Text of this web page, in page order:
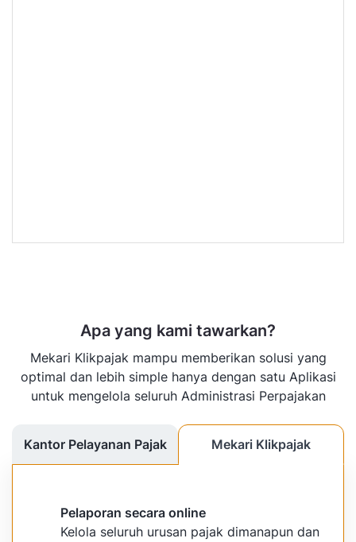
Apa yang kami tawarkan?
Mekari Klikpajak mampu memberikan solusi yang
optimal dan lebih simple hanya dengan satu Aplikasi
untuk mengelola seluruh Administrasi Perpajakan
Kantor Pelayanan Pajak Mekari Klikpajak
Pelaporan secara online
Kelola seluruh urusan pajak dimanapun dan